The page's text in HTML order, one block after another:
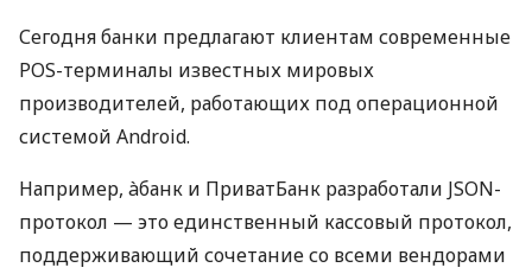
Сегодня банки предлагают клиентам современные
POS-терминалы известных мировых
производителей, работающих под операционной
системой Android.
Например, àбанк и ПриватБанк разработали JSON-
протокол — это единственный кассовый протокол,
поддерживающий сочетание со всеми вендорами